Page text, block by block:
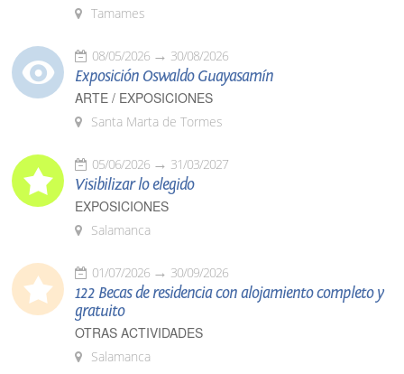
Tamames
08/05/2026 30/08/2026
Exposición Oswaldo Guayasamín
ARTE / EXPOSICIONES
Santa Marta de Tormes
05/06/2026 31/03/2027
Visibilizar lo elegido
EXPOSICIONES
Salamanca
01/07/2026 30/09/2026
122 Becas de residencia con alojamiento completo y
gratuito
OTRAS ACTIVIDADES
Salamanca